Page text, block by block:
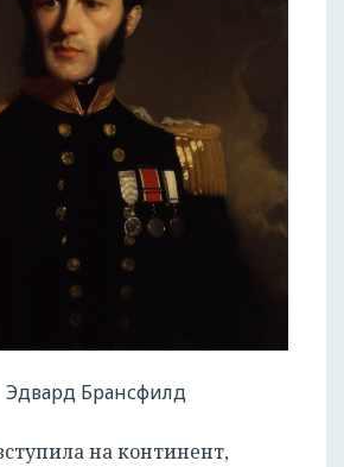
Эдвард Брансфилд
на континент,